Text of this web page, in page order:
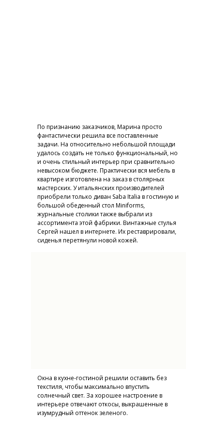
По признанию заказчиков, Марина просто
фантастически решила все поставленные
задачи. На относительно небольшой площади
удалось создать не только функциональный, но
и очень стильный интерьер при сравнительно
невысоком бюджете. Практически вся мебель в
квартире изготовлена на заказ в столярных
мастерских. У итальянских производителей
приобрели только диван Saba Italia в гостиную и
большой обеденный стол Miniforms,
журнальные столики также выбрали из
ассортимента этой фабрики. Винтажные стулья
Сергей нашел в интернете. Их реставрировали,
сиденья перетянули новой кожей.
Окна в кухне-гостиной решили оставить без
текстиля, чтобы максимально впустить
солнечный свет. За хорошее настроение в
интерьере отвечают откосы, выкрашенные в
изумрудный оттенок зеленого.